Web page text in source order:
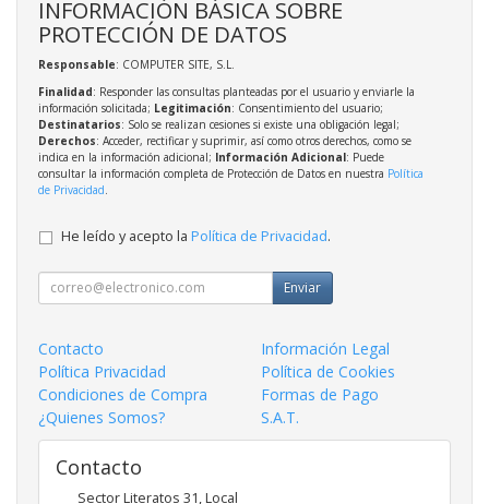
INFORMACIÓN BÁSICA SOBRE
PROTECCIÓN DE DATOS
Responsable: COMPUTER SITE, S.L.
Finalidad: Responder las consultas planteadas por el usuario y enviarle la
información solicitada; Legitimación: Consentimiento del usuario;
Destinatarios: Solo se realizan cesiones si existe una obligación legal;
Derechos: Acceder, rectificar y suprimir, así como otros derechos, como se
indica en la información adicional; Información Adicional: Puede
consultar la información completa de Protección de Datos en nuestra Política
de Privacidad
He leído y acepto la Política de Privacidad.
Enviar
Contacto
Información Legal
Política Privacidad
Política de Cookies
Condiciones de Compra
Formas de Pago
¿Quienes Somos?
S.A.T.
Contacto
Sector Literatos 31, Local